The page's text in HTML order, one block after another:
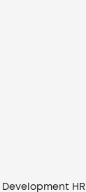
Development HR